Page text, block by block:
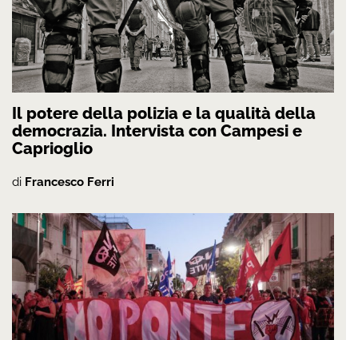
Il potere della polizia e la qualità della
democrazia. Intervista con Campesi e
Caprioglio
di Francesco Ferri